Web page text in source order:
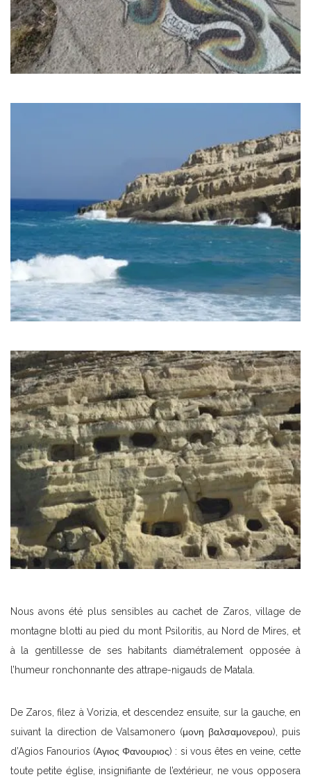
Nous avons été plus sensibles au cachet de Zaros, village de
montagne blotti au pied du mont Psiloritis, au Nord de Mires, et
à la gentillesse de ses habitants diamétralement opposée à
l’humeur ronchonnante des attrape-nigauds de Matala.
De Zaros, filez à Vorizia, et descendez ensuite, sur la gauche, en
suivant la direction de Valsamonero (μονη βαλσαμονερου), puis
d’Agios Fanourios (Αγιος Φανουριος) : si vous êtes en veine, cette
toute petite église, insignifiante de l’extérieur, ne vous opposera